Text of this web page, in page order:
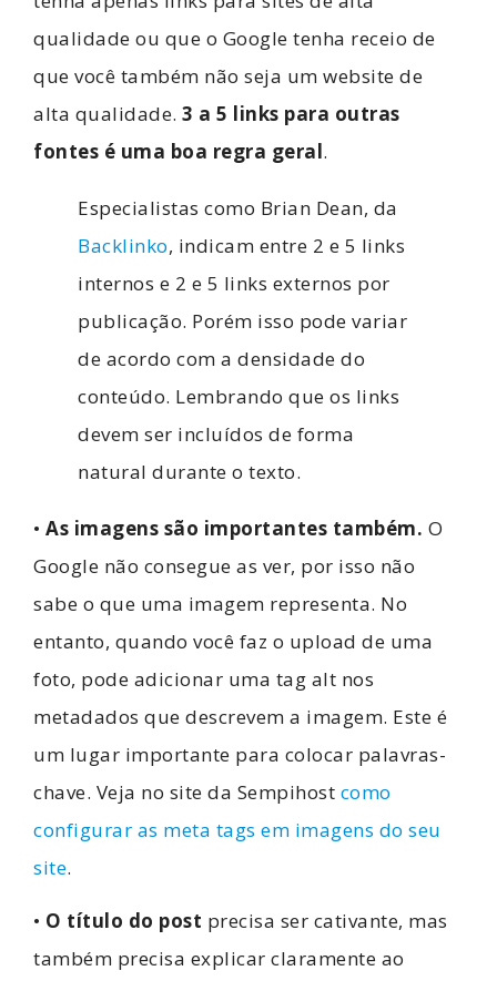
qualidade ou que o Google tenha receio de
que você também não seja um website de
alta qualidade. 3 a 5 links para outras
fontes é uma boa regra geral.
Especialistas como Brian Dean, da
Backlinko, indicam entre 2 e 5 links
internos e 2 e 5 links externos por
publicação. Porém isso pode variar
de acordo com a densidade do
conteúdo. Lembrando que os links
devem ser incluídos de forma
natural durante o texto.
• As imagens são importantes também. O
Google não consegue as ver, por isso não
sabe o que uma imagem representa. No
entanto, quando você faz o upload de uma
foto, pode adicionar uma tag alt nos
metadados que descrevem a imagem. Este é
um lugar importante para colocar palavras-
chave. Veja no site da Sempihost como
configurar as meta tags em imagens do seu
site.
• O título do post precisa ser cativante, mas
também precisa explicar claramente ao